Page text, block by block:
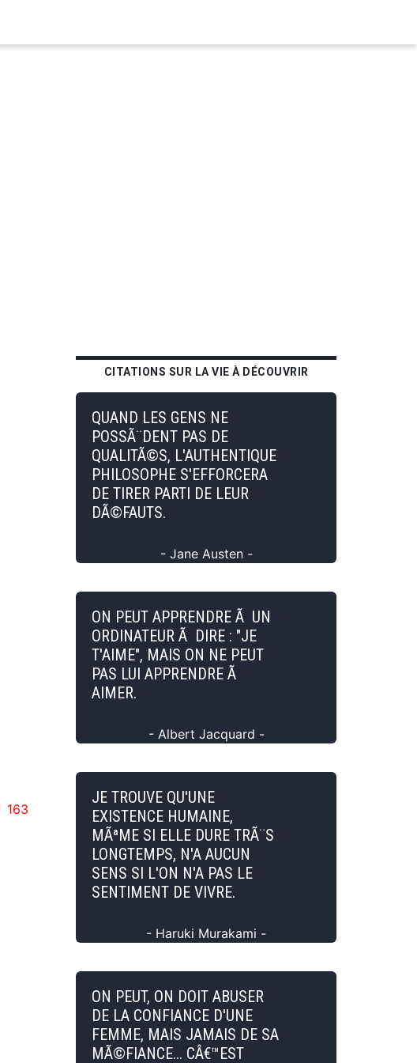
163
CITATIONS SUR LA VIE À DÉCOUVRIR
QUAND LES GENS NE
POSSÃ¨DENT PAS DE
QUALITÃ©S, L'AUTHENTIQUE
PHILOSOPHE S'EFFORCERA
DE TIRER PARTI DE LEUR
DÃ©FAUTS.
- Jane Austen -
ON PEUT APPRENDRE Ã UN
ORDINATEUR Ã DIRE : "JE
T'AIME", MAIS ON NE PEUT
PAS LUI APPRENDRE Ã
AIMER.
- Albert Jacquard -
JE TROUVE QU'UNE
EXISTENCE HUMAINE,
MÃªME SI ELLE DURE TRÃ¨S
LONGTEMPS, N'A AUCUN
SENS SI L'ON N'A PAS LE
SENTIMENT DE VIVRE.
- Haruki Murakami -
ON PEUT, ON DOIT ABUSER
DE LA CONFIANCE D'UNE
FEMME, MAIS JAMAIS DE SA
MÃ©FIANCE... CÂ€™EST